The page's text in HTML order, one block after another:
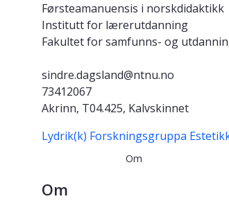
Førsteamanuensis i norskdidaktikk
Institutt for lærerutdanning
Fakultet for samfunns- og
sindre.dagsland@ntnu.no
73412067
Akrinn, T04.425, Kalvskinnet
Lydrik(k) Forskningsgruppa
Om
Om